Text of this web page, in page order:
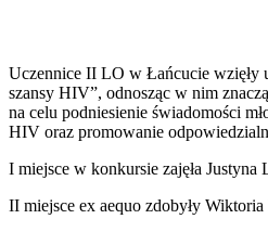
Uczennice II LO w Łańcucie wzięły
szansy HIV”, odnosząc w nim
na celu podniesienie świadomości
HIV oraz promowanie
I miejsce w konkursie zajęła Justyna
II miejsce ex aequo zdobyły